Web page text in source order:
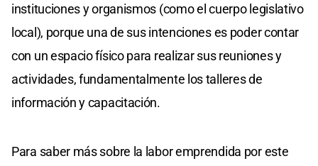
instituciones y organismos (como el cuerpo legislativo
local), porque una de sus intenciones es poder contar
con un espacio físico para realizar sus reuniones y
actividades, fundamentalmente los talleres de
información y capacitación.
Para saber más sobre la labor emprendida por este